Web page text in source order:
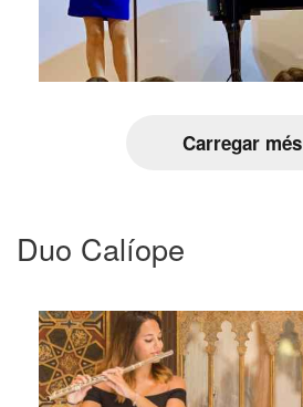
Carregar més
Duo Calíope